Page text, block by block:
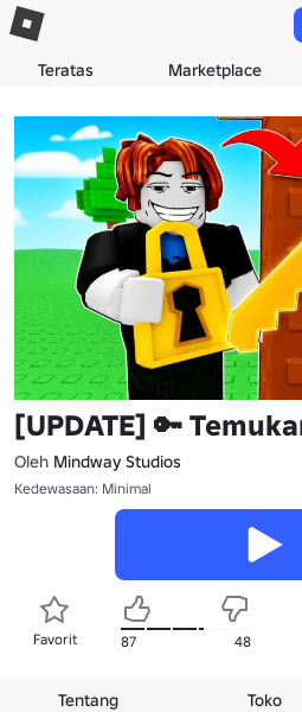
Teratas Marketplace
[UPDATE] 🔑
Oleh Mindway Studios
Kedewasaan: Minimal
Favorit 87 48
Tentang Toko